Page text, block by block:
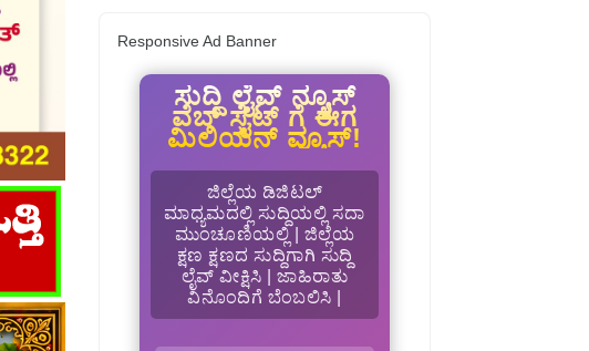
Responsive Ad Banner
ಸುದ್ದಿ ಲೈವ್ ನ್ಯೂಸ್
ವೆಬ್ ಸೈಟ್ ಗೆ ಈಗ
ಮಿಲಿಯನ್ ವ್ಯೂಸ್!
ಜಿಲ್ಲೆಯ ಡಿಜಿಟಲ್
ಮಾಧ್ಯಮದಲ್ಲಿ ಸುದ್ದಿಯಲ್ಲಿ ಸದಾ
ಮುಂಚೂಣಿಯಲ್ಲಿ | ಜಿಲ್ಲೆಯ
ಕ್ಷಣ ಕ್ಷಣದ ಸುದ್ದಿಗಾಗಿ ಸುದ್ದಿ
ಲೈವ್ ವೀಕ್ಷಿಸಿ | ಜಾಹಿರಾತು
ವಿನೊಂದಿಗೆ ಬೆಂಬಲಿಸಿ |